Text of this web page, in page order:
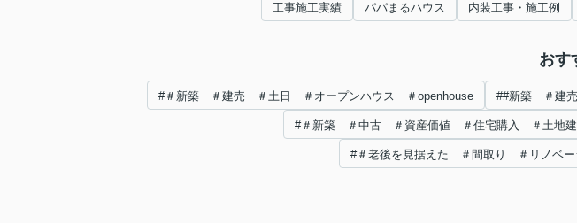
工事施工実績 パパまるハウス 内装工事・施工例
おす
#＃新築 ＃建売 ＃土日 ＃オープンハウス ＃openhouse ##新築 ＃建
#＃新築 ＃中古 ＃資産価値 ＃住宅購入 ＃土地建
#＃老後を見据えた ＃間取り ＃リノベ